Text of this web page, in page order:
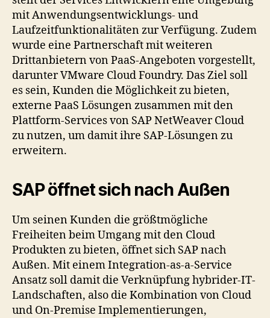
mit Anwendungsentwicklungs- und
Laufzeitfunktionalitäten zur Verfügung. Zudem
wurde eine Partnerschaft mit weiteren
Drittanbietern von PaaS-Angeboten vorgestellt,
darunter VMware Cloud Foundry. Das Ziel soll
es sein, Kunden die Möglichkeit zu bieten,
externe PaaS Lösungen zusammen mit den
Plattform-Services von SAP NetWeaver Cloud
zu nutzen, um damit ihre SAP-Lösungen zu
erweitern.
SAP öffnet sich nach Außen
Um seinen Kunden die größtmögliche
Freiheiten beim Umgang mit den Cloud
Produkten zu bieten, öffnet sich SAP nach
Außen. Mit einem Integration-as-a-Service
Ansatz soll damit die Verknüpfung hybrider-IT-
Landschaften, also die Kombination von Cloud
und On-Premise Implementierungen,